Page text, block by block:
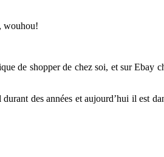
wouhou!
de shopper de chez soi, et sur Ebay
des années et aujourd’hui il est